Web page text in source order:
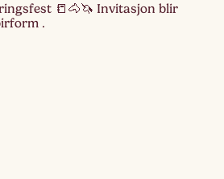
📒🐴🦄 Invitasjon blir
.